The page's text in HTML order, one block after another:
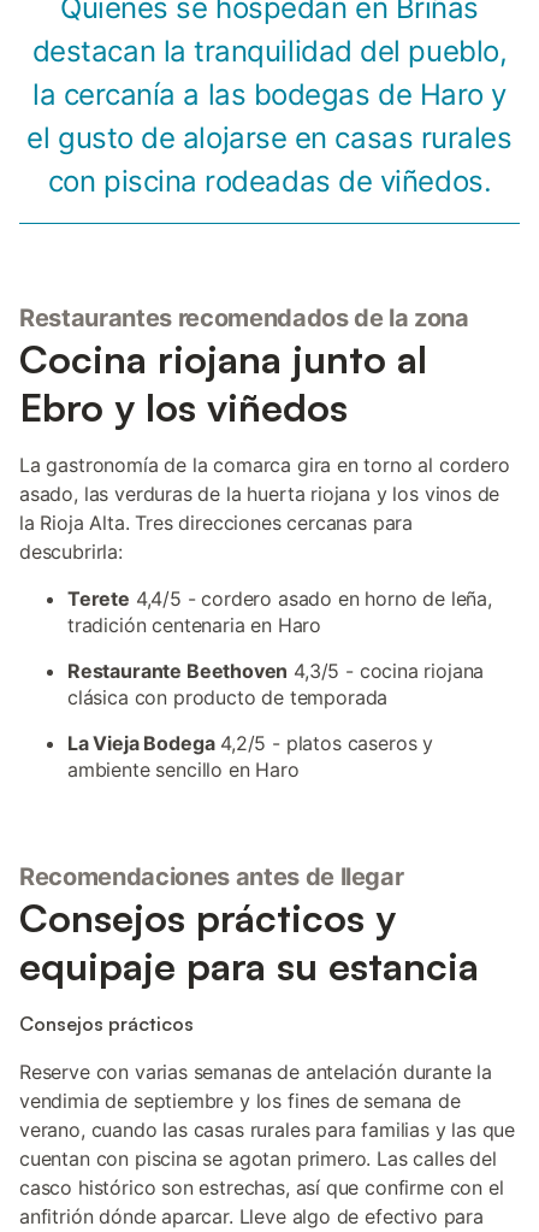
Quienes se hospedan en Briñas
destacan la tranquilidad del pueblo,
la cercanía a las bodegas de Haro y
el gusto de alojarse en casas rurales
con piscina rodeadas de viñedos.
Restaurantes recomendados de la zona
Cocina riojana junto al
Ebro y los viñedos
La gastronomía de la comarca gira en torno al cordero
asado, las verduras de la huerta riojana y los vinos de
la Rioja Alta. Tres direcciones cercanas para
descubrirla:
Terete 4,4/5 - cordero asado en horno de leña,
tradición centenaria en Haro
Restaurante Beethoven 4,3/5 - cocina riojana
clásica con producto de temporada
La Vieja Bodega4,2/5 - platos caseros y
ambiente sencillo en Haro
Recomendaciones antes de llegar
Consejos prácticos y
equipaje para su estancia
Consejos prácticos
Reserve con varias semanas de antelación durante la
vendimia de septiembre y los fines de semana de
verano, cuando las casas rurales para familias y las que
cuentan con piscina se agotan primero. Las calles del
casco histórico son estrechas, así que confirme con el
anfitrión dónde aparcar. Lleve algo de efectivo para